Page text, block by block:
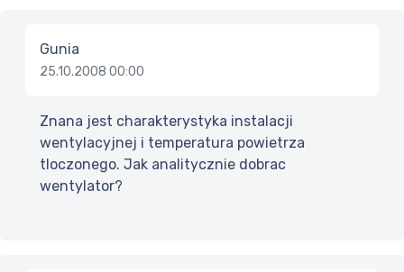
Gunia
25.10.2008 00:00
Znana jest charakterystyka instalacji
wentylacyjnej i temperatura powietrza
tloczonego. Jak analitycznie dobrac
wentylator?